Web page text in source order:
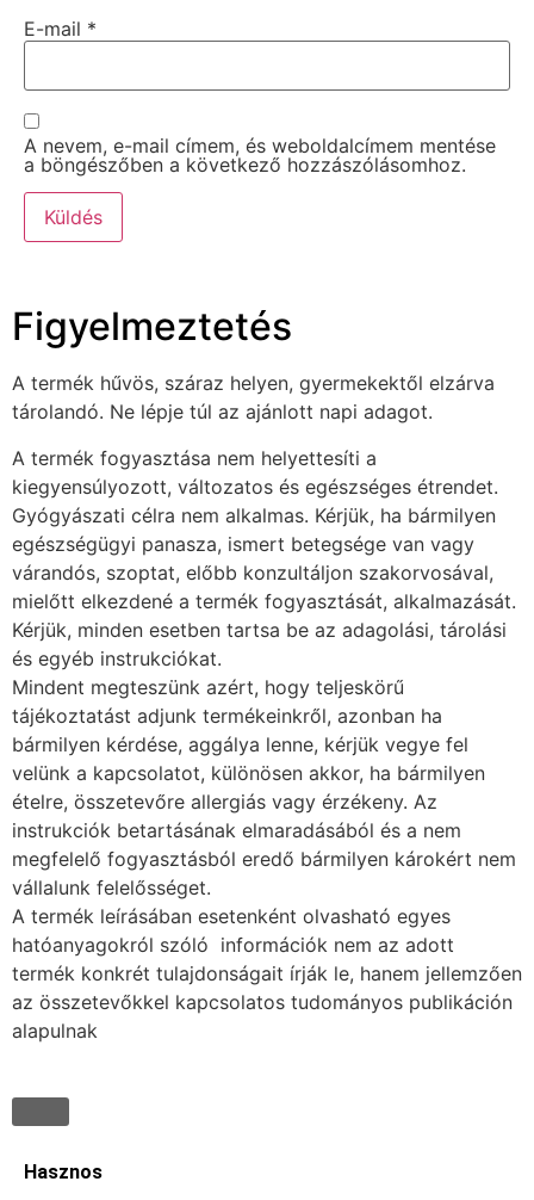
E-mail *
A nevem, e-mail címem, és weboldalcímem mentése
a böngészőben a következő hozzászólásomhoz.
Figyelmeztetés
A termék hűvös, száraz helyen, gyermekektől elzárva
tárolandó. Ne lépje túl az ajánlott napi adagot.
A termék fogyasztása nem helyettesíti a
kiegyensúlyozott, változatos és egészséges étrendet.
Gyógyászati célra nem alkalmas. Kérjük, ha bármilyen
egészségügyi panasza, ismert betegsége van vagy
várandós, szoptat, előbb konzultáljon szakorvosával,
mielőtt elkezdené a termék fogyasztását, alkalmazását.
Kérjük, minden esetben tartsa be az adagolási, tárolási
és egyéb instrukciókat.
Mindent megteszünk azért, hogy teljeskörű
tájékoztatást adjunk termékeinkről, azonban ha
bármilyen kérdése, aggálya lenne, kérjük vegye fel
velünk a kapcsolatot, különösen akkor, ha bármilyen
ételre, összetevőre allergiás vagy érzékeny. Az
instrukciók betartásának elmaradásából és a nem
megfelelő fogyasztásból eredő bármilyen károkért nem
vállalunk felelősséget.
A termék leírásában esetenként olvasható egyes
hatóanyagokról szóló információk nem az adott
termék konkrét tulajdonságait írják le, hanem jellemzően
az összetevőkkel kapcsolatos tudományos publikáción
alapulnak
Hasznos